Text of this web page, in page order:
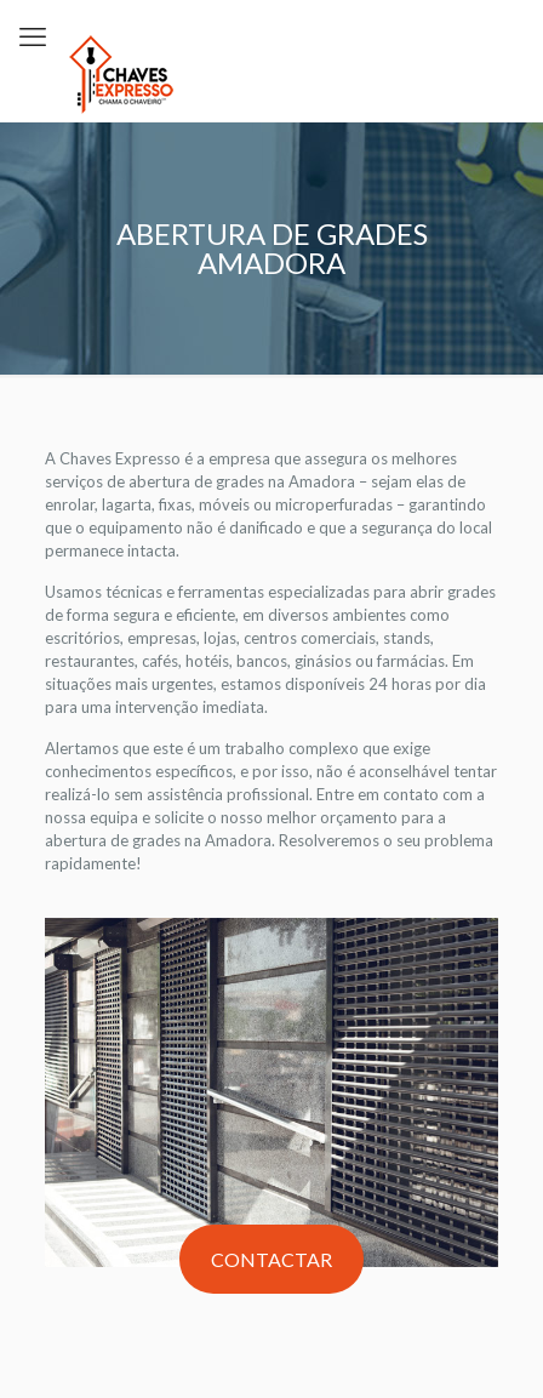
ABERTURA DE GRADES
AMADORA
A Chaves Expresso é a empresa que assegura os melhores
serviços de abertura de grades na Amadora – sejam elas de
enrolar, lagarta, fixas, móveis ou microperfuradas – garantindo
que o equipamento não é danificado e que a segurança do local
permanece intacta.
Usamos técnicas e ferramentas especializadas para abrir grades
de forma segura e eficiente, em diversos ambientes como
escritórios, empresas, lojas, centros comerciais, stands,
restaurantes, cafés, hotéis, bancos, ginásios ou farmácias. Em
situações mais urgentes, estamos disponíveis 24 horas por dia
para uma intervenção imediata.
Alertamos que este é um trabalho complexo que exige
conhecimentos específicos, e por isso, não é aconselhável tentar
realizá-lo sem assistência profissional. Entre em contato com a
nossa equipa e solicite o nosso melhor orçamento para a
abertura de grades na Amadora. Resolveremos o seu problema
rapidamente!
CONTACTAR